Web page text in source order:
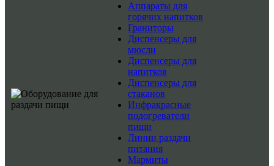
Аппараты для
горячих напитков
Граниторы
Диспенсеры для
мюсли
Диспенсеры для
напитков
Диспенсеры для
стаканов
Инфракрасные
подогреватели
пищи
Линии раздачи
питания
Мармиты